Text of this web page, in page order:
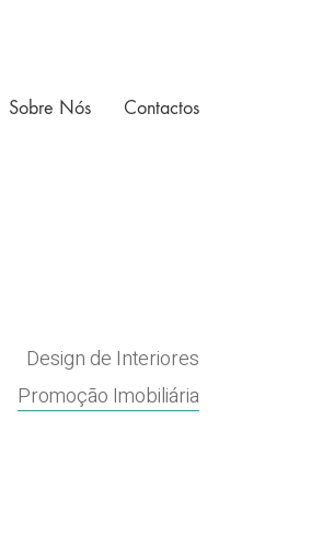
Sobre Nós Contactos
Design de Interiores
Promoção Imobiliária